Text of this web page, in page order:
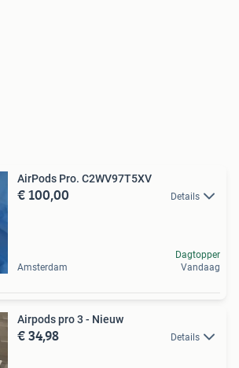
AirPods Pro. C2WV97T5XV
€ 100,00 Details
Amsterdam
Dagtopper
Vandaag
Airpods pro 3 - Nieuw
€ 34,98 Details